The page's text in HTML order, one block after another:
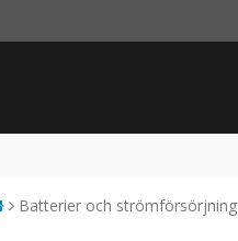
Batterier och strömförsörjning